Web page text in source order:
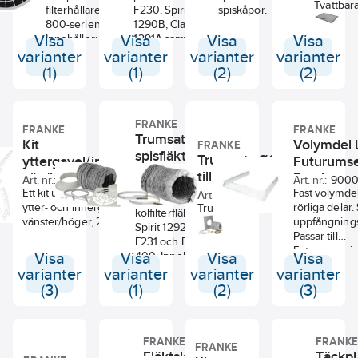
Franke
filterhållare för
800-serien.
Innehåller:
Filterhållare 1 ST
Polyesterfilter 1
ST
Visa
varianter
(1)
F230, Spirit
1290B, Classic
1291A samt
kolfilterlåda FKS
511. Där man
tidigare använt
Visa
varianter
(1)
spiskåpor.
Visa
varianter
(2)
kolfilter
att
Visa
varianter
(2)
FRANKE
Kit
yttergavel/innergavel
vän/hög till 200-
serien, Franke
Art. nr.: 19058398
Ett kit utav kantlister till
ytter- och innergavel för
vänster/höger, 200-serien.
Visa
varianter
(3)
FRANKE
Trumsats till
spisfläkt
F231/FiF
400, Franke
Art.
nr.:
9094094
Passar till
kolfilterfläkt
Spirit 1292B,
F231 och FiF
400. Innehåller
stos, slang, 2 st
klammer,
väggenomföring
Visa
varianter
(1)
FRANKE
Trumsats Ø125 mm
till samtliga
spisfläktar/spiskåpor,
Franke
Art. nr.:
9094097
Trumsatser som passar
alla spisfläktar/spiskåpor.
1,3 m lång slang och 2st
slangklammer. Finns i
utförande med eller utan
väggplatta.
Visa
varianter
(2)
FRANKE
Volymdel
Franke
Art. nr.:
Fast
rörliga delar.
Passar till
och Classic.
Visa
varianter
(3)
FRANKE FRANKE FRANKE